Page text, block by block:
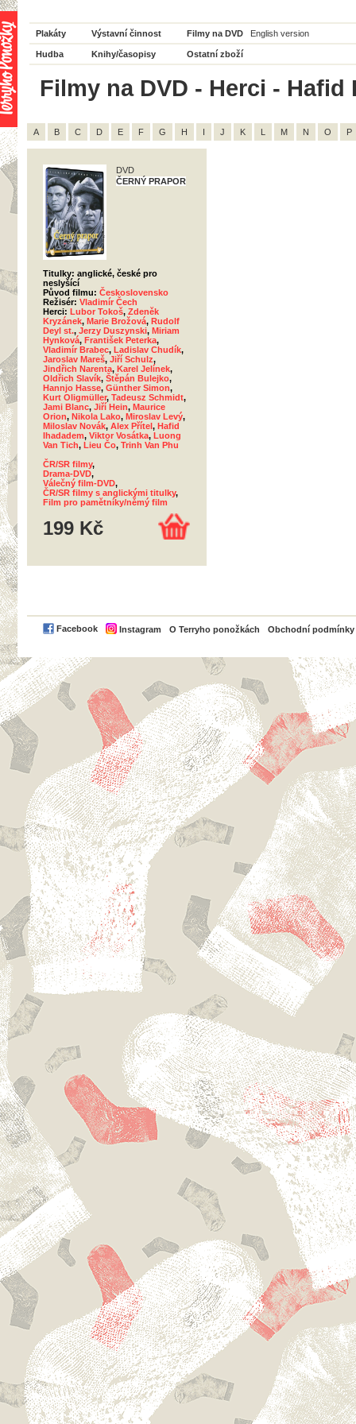
Plakáty Výstavní činnost Filmy na DVD English version
Hudba Knihy/časopisy Ostatní zboží
Filmy na DVD - Herci -
A B C D E F G H I J K L M N O P
DVD
ČERNÝ PRAPOR
Titulky: anglické, české pro
neslyšící
Původ filmu: Československo
Režisér: Vladimír Čech
Herci: Lubor Tokoš, Zdeněk
Kryzánek, Marie Brožová, Rudolf
Deyl st., Jerzy Duszynski, Miriam
Hynková, František Peterka,
Vladimír Brabec, Ladislav Chudík,
Jaroslav Mareš, Jiří Schulz,
Jindřich Narenta, Karel Jelínek,
Oldřich Slavík, Štěpán Bulejko,
Hannjo Hasse, Günther Simon,
Kurt Oligmüller, Tadeusz Schmidt,
Jami Blanc, Jiří Hein, Maurice
Orion, Nikola Lako, Miroslav Levý,
Miloslav Novák, Alex Přítel, Hafid
Ihadadem, Viktor Vosátka, Luong
Van Tich, Lieu Čo, Trinh Van Phu
ČR/SR filmy,
Drama-DVD,
Válečný film-DVD,
ČR/SR filmy s anglickými titulky,
Film pro pamětníky/němý film
199 Kč
Facebook Instagram O Terryho ponožkách Obchodní podmínky
PayPal